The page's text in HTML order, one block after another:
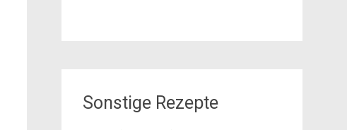
Sonstige Rezepte